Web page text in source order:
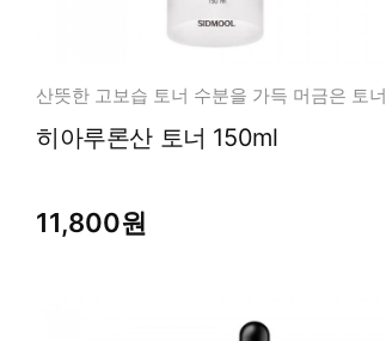
산뜻한 고보습 토너 수분을 가득 머금은 토너
히아루론산 토너 150ml
11,800원